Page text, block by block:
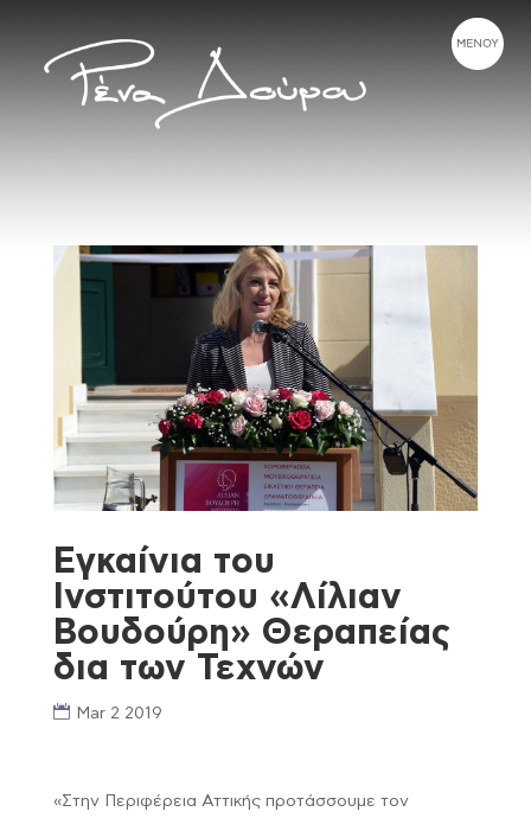
Εγκαίνια του
Ινστιτούτου «Λίλιαν
Βουδούρη» Θεραπείας
δια των Τεχνών
Mar 2 2019
«Στην Περιφέρεια Αττικής προτάσσουμε τον